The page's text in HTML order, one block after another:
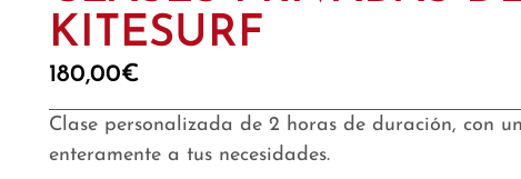
KITESURF
180,00€
Clase personalizada de 2 horas de duración, con
enteramente a tus necesidades.